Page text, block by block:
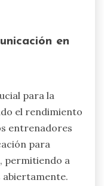
en
para la
el rendimiento
entrenadores
para
permitiendo a
abiertamente.